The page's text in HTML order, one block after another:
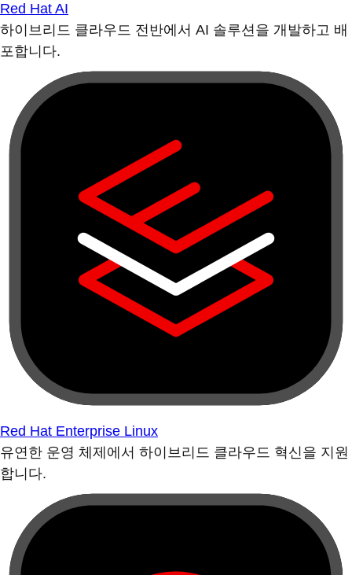
Red Hat AI
하이브리드 클라우드 전반에서 AI 솔루션을 개발하고 배
포합니다.
Red Hat Enterprise Linux
유연한 운영 체제에서 하이브리드 클라우드 혁신을 지원
합니다.